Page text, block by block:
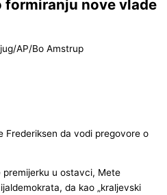
formiranju nove vlade
AP/Bo Amstrup
premijerku u ostavci, Mete
da kao „kraljevski